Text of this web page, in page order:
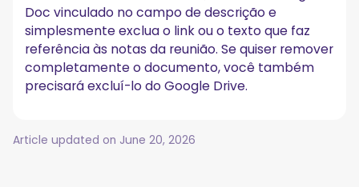
Doc vinculado no campo de descrição e
simplesmente exclua o link ou o texto que faz
referência às notas da reunião. Se quiser remover
completamente o documento, você também
precisará excluí-lo do Google Drive.
Article updated on June 20, 2026